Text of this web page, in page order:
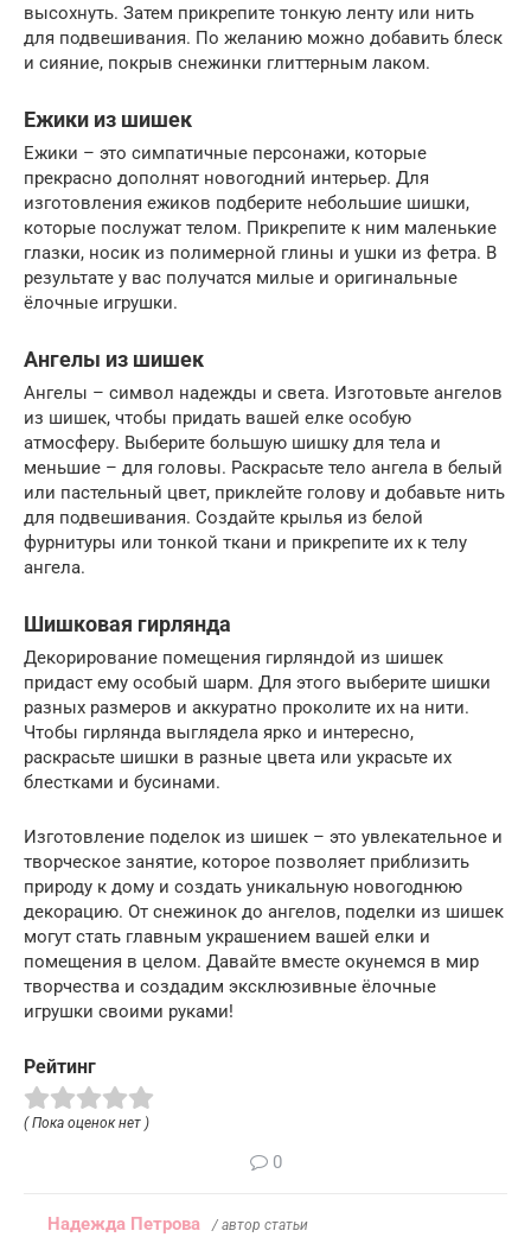
высохнуть. Затем прикрепите тонкую ленту или нить
для подвешивания. По желанию можно добавить блеск
и сияние, покрыв снежинки глиттерным лаком.
Ежики из шишек
Ежики – это симпатичные персонажи, которые
прекрасно дополнят новогодний интерьер. Для
изготовления ежиков подберите небольшие шишки,
которые послужат телом. Прикрепите к ним маленькие
глазки, носик из полимерной глины и ушки из фетра. В
результате у вас получатся милые и оригинальные
ёлочные игрушки.
Ангелы из шишек
Ангелы – символ надежды и света. Изготовьте ангелов
из шишек, чтобы придать вашей елке особую
атмосферу. Выберите большую шишку для тела и
меньшие – для головы. Раскрасьте тело ангела в белый
или пастельный цвет, приклейте голову и добавьте нить
для подвешивания. Создайте крылья из белой
фурнитуры или тонкой ткани и прикрепите их к телу
ангела.
Шишковая гирлянда
Декорирование помещения гирляндой из шишек
придаст ему особый шарм. Для этого выберите шишки
разных размеров и аккуратно проколите их на нити.
Чтобы гирлянда выглядела ярко и интересно,
раскрасьте шишки в разные цвета или украсьте их
блестками и бусинами.
Изготовление поделок из шишек – это увлекательное и
творческое занятие, которое позволяет приблизить
природу к дому и создать уникальную новогоднюю
декорацию. От снежинок до ангелов, поделки из шишек
могут стать главным украшением вашей елки и
помещения в целом. Давайте вместе окунемся в мир
творчества и создадим эксклюзивные ёлочные
игрушки своими руками!
Рейтинг
( Пока оценок нет )
0
Надежда Петрова / автор статьи